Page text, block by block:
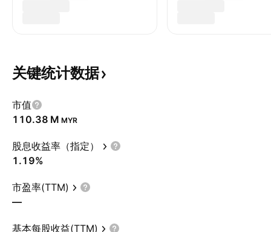
关键统计数据
市值
‪110.38 M‬ MYR
股息收益率（指定）
1.19%
市盈率(TTM)
—
基本每股收益(TTM)